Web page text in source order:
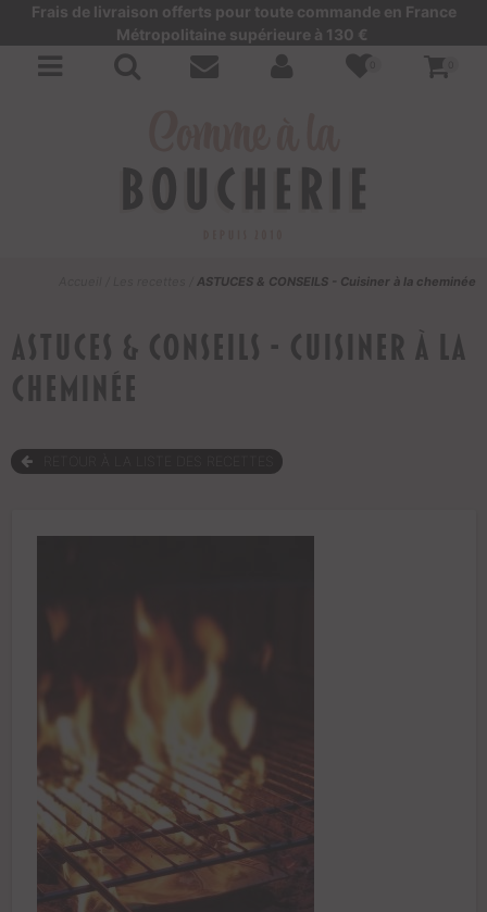
Frais de livraison offerts pour toute commande en France
Métropolitaine supérieure à 130 €
ASTUCES & CONSEILS - Cuisiner à la cheminée
ASTUCES & CONSEILS - Cuisiner à la
cheminée